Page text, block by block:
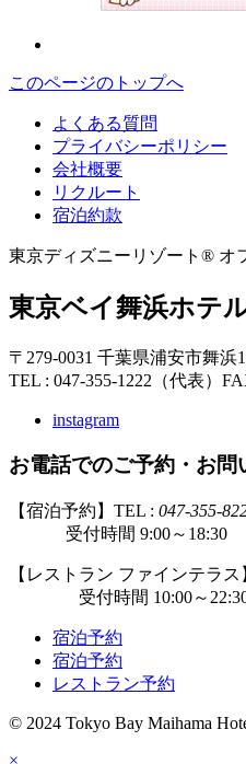
このページのトップへ
よくある質問
プライバシーポリシー
会社概要
リクルート
宿泊約款
東京ディズニーリゾート® オ
東京ベイ舞浜ホテ
〒279-0031 千葉県浦安市舞浜
TEL : 047-355-1222（代表）
instagram
お電話でのご予約・お問
【宿泊予約】TEL : 047-355-
受付時間 9:00～18:30
【レストラン ファインテラス
受付時間 10:00～
宿泊予約
宿泊予約
レストラン予約
© 2024 Tokyo Bay Maihama
×